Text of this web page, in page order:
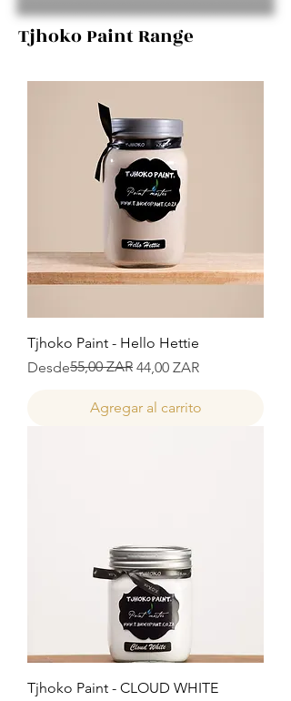
Tjhoko Paint Range
Tjhoko Paint - Hello Hettie
Desde
Precio55,00 ZAR 44,00 ZAR
Precio de oferta
Agregar al carrito
Tjhoko Paint - CLOUD WHITE